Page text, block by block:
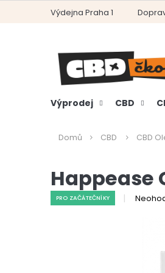
Výdejna Praha 1
Výprodej CBD
Domů CBD CBD
Happease
PRO ZAČÁTEČNÍKY